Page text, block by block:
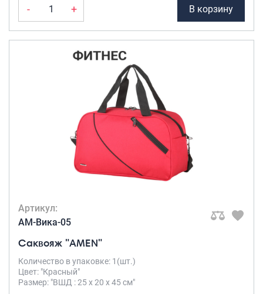
- + В корзину
Артикул:
AM-Вика-05
Саквояж "AMEN"
Количество в упаковке: 1(шт.)
Цвет: "Красный"
Размер: "ВШД : 25 х 20 х 45 см"